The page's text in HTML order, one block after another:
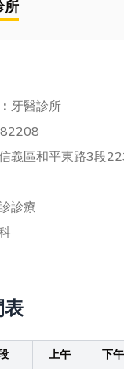
所
牙醫診所
義區和平東路3段
診療
表
上午 下午